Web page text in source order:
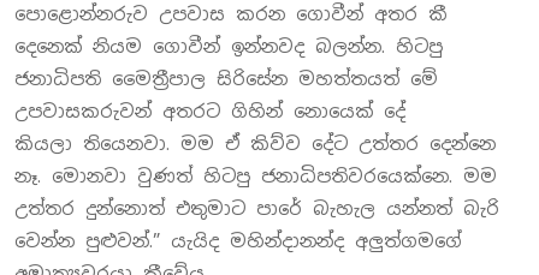
පොළොන්නරුව උපවාස කරන ගොවීන් අතර කී
දෙනෙක් නියම ගොවීන් ඉන්නවද බලන්න. හිටපු
ජනාධිපති මෛත්‍රීපාල සිරිසේන මහත්තයත් මේ
උපවාසකරුවන් අතරට ගිහින් නොයෙක් දේ
කියලා තියෙනවා. මම ඒ කිව්ව දේට උත්තර දෙන්නෙ
නෑ. මොනවා වුණත් හිටපු ජනාධිපතිවරයෙක්නෙ. මම
උත්තර දුන්නොත් එතුමාට පාරේ බැහැල යන්නත් බැරි
වෙන්න පුළුවන්.” යැයිද මහින්දානන්ද අලුත්ගමගේ